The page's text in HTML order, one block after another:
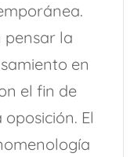
pensar la
en
el fin de
El